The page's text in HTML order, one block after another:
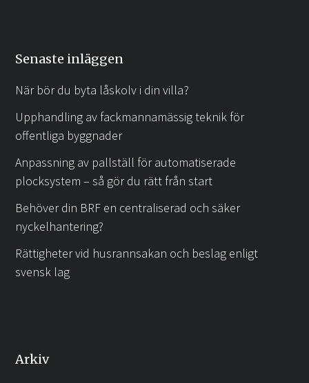
Senaste inläggen
När bör du byta låskolv i din villa?
Upphandling av fackmannamässig teknik för
offentliga byggnader
Anpassning av pallställ för automatiserade
plocksystem – så gör du rätt från start
Behöver din BRF en centraliserad och säker
nyckelhantering?
Rättigheter vid husrannsakan och beslag enligt
svensk lag
Arkiv